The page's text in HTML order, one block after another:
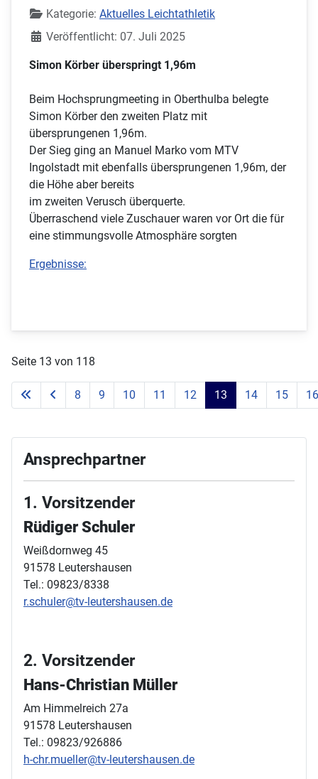
Kategorie: Aktuelles Leichtathletik
Veröffentlicht: 07. Juli 2025
Simon Körber überspringt 1,96m
Beim Hochsprungmeeting in Oberthulba belegte
Simon Körber den zweiten Platz mit
übersprungenen 1,96m.
Der Sieg ging an Manuel Marko vom MTV
Ingolstadt mit ebenfalls übersprungenen 1,96m, der
die Höhe aber bereits
im zweiten Verusch überquerte.
Überraschend viele Zuschauer waren vor Ort die für
eine stimmungsvolle Atmosphäre sorgten
Ergebnisse:
Seite 13 von 118
8 9 10 11 12 13 14 15 16
Ansprechpartner
1. Vorsitzender
Rüdiger Schuler
Weißdornweg 45
91578 Leutershausen
Tel.: 09823/8338
r.schuler@tv-leutershausen.de
2. Vorsitzender
Hans-Christian Müller
Am Himmelreich 27a
91578 Leutershausen
Tel.: 09823/926886
h-chr.mueller@tv-leutershausen.de